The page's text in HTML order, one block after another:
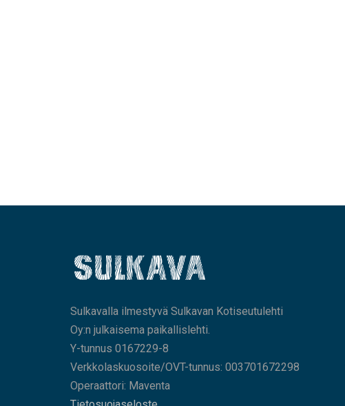
Sulkavalla ilmestyvä Sulkavan Kotiseutulehti
Oy:n julkaisema paikallislehti.
Y-tunnus 0167229-8
Verkkolaskuosoite/OVT-tunnus: 003701672298
Operaattori: Maventa